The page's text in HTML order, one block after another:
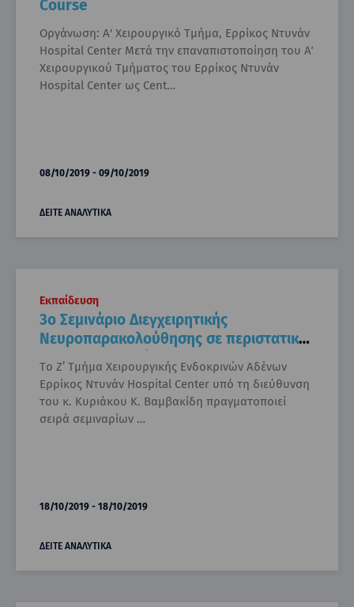
Course
Οργάνωση: Α' Χειρουργικό Τμήμα, Ερρίκος Ντυνάν
Hospital Center Μετά την επαναπιστοποίηση του Α΄
Χειρουργικού Τμήματος του Ερρίκος Ντυνάν
Hospital Center ως Cent…
08/10/2019 - 09/10/2019
ΔΕΙΤΕ ΑΝΑΛΥΤΙΚΑ
Εκπαίδευση
3ο Σεμινάριο Διεγχειρητικής
Νευροπαρακολούθησης σε περιστατικά
Θυρεοειδεκτομής
Tο Ζ’ Τμήμα Χειρουργικής Ενδοκρινών Αδένων
Ερρίκος Ντυνάν Hospital Center υπό τη διεύθυνση
του κ. Κυριάκου Κ. Βαμβακίδη πραγματοποιεί
σειρά σεμιναρίων ­­­­­­­­­…
18/10/2019 - 18/10/2019
ΔΕΙΤΕ ΑΝΑΛΥΤΙΚΑ